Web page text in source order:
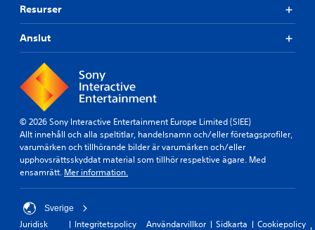
Resurser
Anslut
© 2026 Sony Interactive Entertainment Europe Limited (SIEE)
Allt innehåll och alla speltitlar, handelsnamn och/eller företagsprofiler,
varumärken och tillhörande bilder är varumärken och/eller
upphovsrättsskyddat material som tillhör respektive ägare. Med
ensamrätt. Mer information.
Sverige
Juridisk
Integritetspolicy
Användarvillkor
Sidkarta Cookiepolicy